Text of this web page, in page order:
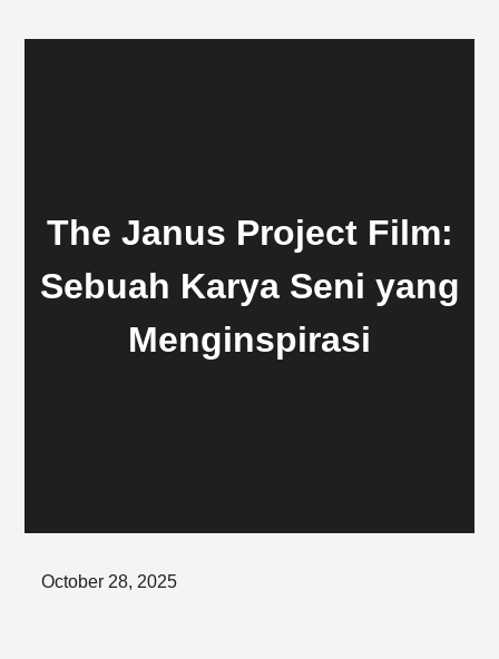
The Janus Project Film:
Sebuah Karya Seni yang
Menginspirasi
Posted
October 28, 2025